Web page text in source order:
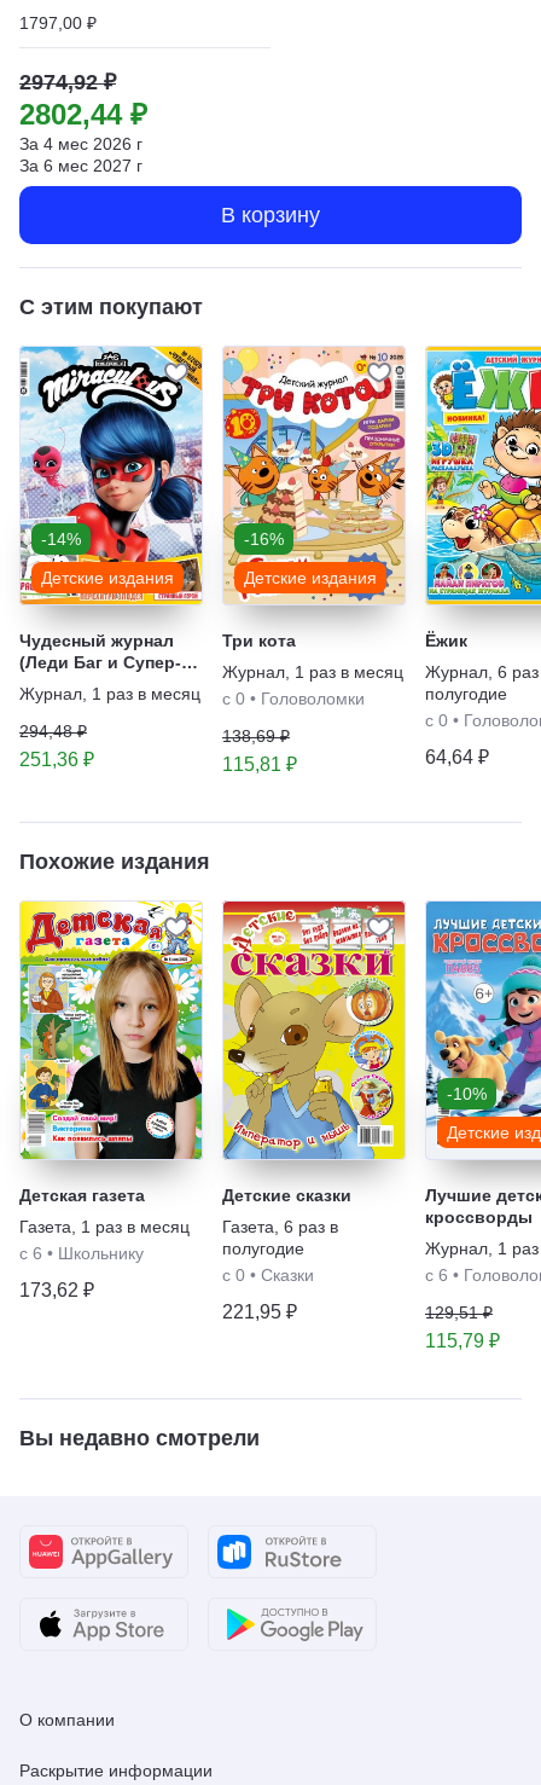
1797,00 ₽
2974,92 ₽
2802,44 ₽
За 4 мес 2026 г
За 6 мес 2027 г
В корзину
С этим покупают
-14%
Детские издания
Чудесный журнал
(Леди Баг и Супер-
Кот) с подарочным
вложением
Журнал 1 раз в месяц
294,48 ₽
251,36 ₽
-16%
Детские издания
Три кота
Журнал 1 раз в месяц
с 0 • Головоломки
138,69 ₽
115,81 ₽
Ёжик
Журнал 6
полугодие
с 0 •
64,64 ₽
Похожие издания
Детская газета
Газета
1 раз в месяц
с 6 • Школьнику
173,62 ₽
Детские сказки
Газета 6 раз в
полугодие
с 0 • Сказки
221,95 ₽
-10%
Детские
Лучшие
кроссворды
Журнал 1
с 6 •
129,51 ₽
115,79 ₽
Вы недавно смотрели
О компании
Раскрытие информации